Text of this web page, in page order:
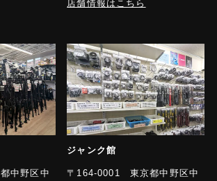
店舗情報はこちら
中野区中
ジャンク館
〒164-0001 東京都中野区中